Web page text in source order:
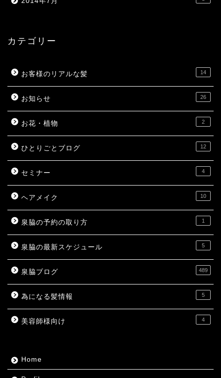
カテゴリー
お客様のリアルな髪 14
お知らせ 26
お花・植物 2
ひとりごとブログ 12
セミナー 4
ヘアメイク 10
泉脇の予約の取り方 1
泉脇の最新スケジュール 5
泉脇ブログ 489
為になる髪情報 5
美容師様向け 4
Home